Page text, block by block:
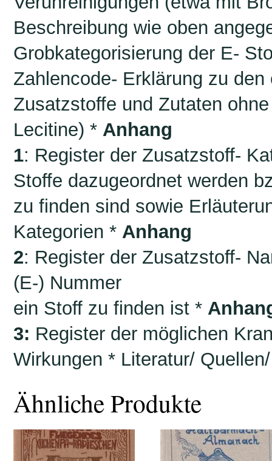
Beschreibung wie oben
Grobkategorisierung der E-
Zahlencode- Erklärung zu
Zusatzstoffe und Zutaten
Lecitine) * Anhang
1: Register der Zusatzstoff-
Stoffe dazugeordnet werden
zu finden sind sowie
Kategorien * Anhang
2: Register der Zusatzstoff-
(E-) Nummer
ein Stoff zu finden ist *
3: Register der möglichen
Wirkungen * Literatur/
Ähnliche Produkte